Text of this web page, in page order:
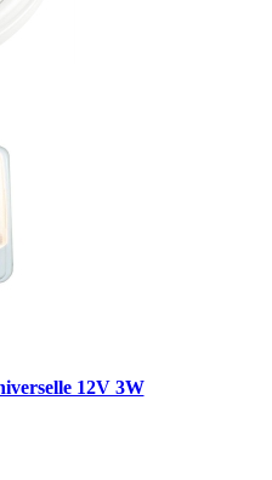
12V 3W